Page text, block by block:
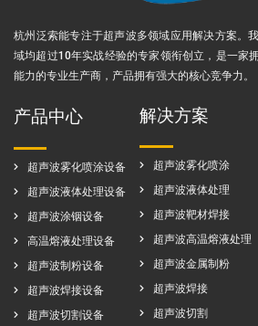
杭州泛索能专注于超声波多领域应用解决方案 。
域均超过10年实战经验的专家领衔创立，是一家
能力的专业生产商，产品拥有强大的核心竞争力。
产品中心
超声波雾化喷涂设备
超声波液体处理设备
超声波涂铟设备
高温熔液处理设备
超声波制粉设备
超声波焊接设备
超声波切割设备
解决方案
超声波雾化喷涂
超声波液体处理
超声波靶材焊接
超声波高温熔液处理
超声波金属制粉
超声波焊接
超声波切割